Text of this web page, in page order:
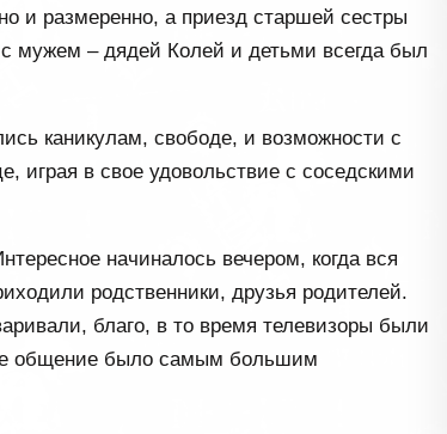
и размеренно, а приезд старшей сестры
мужем – дядей Колей и детьми всегда был
каникулам, свободе, и возможности с
играя в свое удовольствие с соседскими
начиналось вечером, когда вся
родственники, друзья родителей.
благо, в то время телевизоры были
общение было самым большим